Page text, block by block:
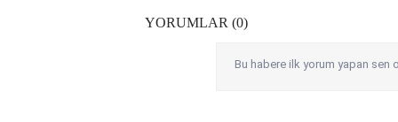
YORUMLAR (0)
Bu habere ilk yorum yapan sen